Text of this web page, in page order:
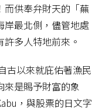
而供奉弁財天的「蕪
岸最北側，儘管地處
多人特地前來。
古以來就庇佑著漁民
來是賜予財富的象
，與股票的日文字